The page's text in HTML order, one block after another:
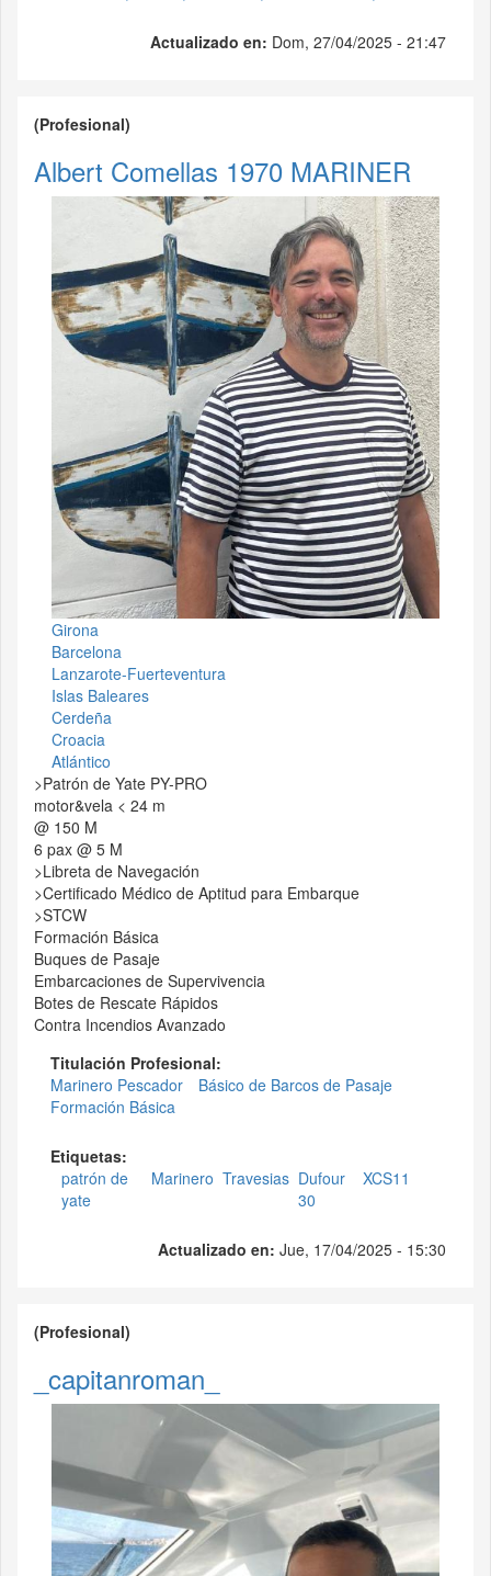
Actualizado en: Dom, 27/04/2025 - 21:47
(Profesional)
Albert Comellas 1970 MARINER
Girona
Barcelona
Lanzarote-Fuerteventura
Islas Baleares
Cerdeña
Croacia
Atlántico
>Patrón de Yate PY-PRO
motor&vela < 24 m
@ 150 M
6 pax @ 5 M
>Libreta de Navegación
>Certificado Médico de Aptitud para Embarque
>STCW
Formación Básica
Buques de Pasaje
Embarcaciones de Supervivencia
Botes de Rescate Rápidos
Contra Incendios Avanzado
Titulación Profesional:
Marinero Pescador
Básico de Barcos de Pasaje
Formación Básica
Etiquetas:
patrón de
yate
Marinero Travesias Dufour
30
XCS11
Actualizado en: Jue, 17/04/2025 - 15:30
(Profesional)
_capitanroman_